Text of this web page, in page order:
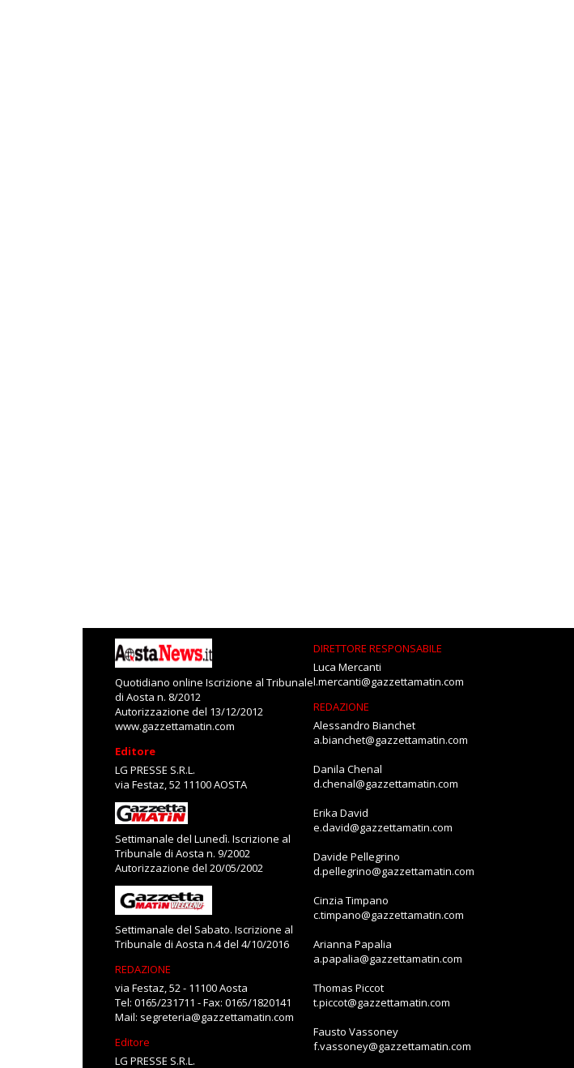
Quotidiano online Iscrizione al Tribunale
di Aosta n. 8/2012
Autorizzazione del 13/12/2012
www.gazzettamatin.com
Editore
LG PRESSE S.R.L.
via Festaz, 52 11100 AOSTA
Settimanale del Lunedì. Iscrizione al
Tribunale di Aosta n. 9/2002
Autorizzazione del 20/05/2002
Settimanale del Sabato. Iscrizione al
Tribunale di Aosta n.4 del 4/10/2016
REDAZIONE
via Festaz, 52 - 11100 Aosta
Tel: 0165/231711 - Fax: 0165/1820141
Mail: segreteria@gazzettamatin.com
Editore
LG PRESSE S.R.L.
DIRETTORE RESPONSABILE
Luca Mercanti
l.mercanti@gazzettamatin.com
REDAZIONE
Alessandro Bianchet
a.bianchet@gazzettamatin.com
Danila Chenal
d.chenal@gazzettamatin.com
Erika David
e.david@gazzettamatin.com
Davide Pellegrino
d.pellegrino@gazzettamatin.com
Cinzia Timpano
c.timpano@gazzettamatin.com
Arianna Papalia
a.papalia@gazzettamatin.com
Thomas Piccot
t.piccot@gazzettamatin.com
Fausto Vassoney
f.vassoney@gazzettamatin.com